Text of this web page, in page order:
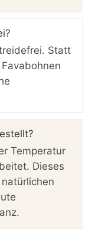
Statt
Temperatur
Dieses